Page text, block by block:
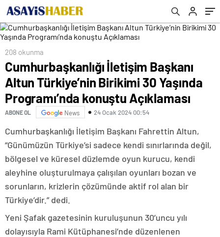
konuştu Açıklaması
208 okunma
Cumhurbaşkanlığı İletişim Başkanı
Altun Türkiye’nin Birikimi 30 Yaşında
Programı’nda konuştu Açıklaması
ABONE OL News 24 Ocak 2024 00:54
Cumhurbaşkanlığı İletişim Başkanı Fahrettin Altun,
“Günümüzün Türkiye’si sadece kendi sınırlarında değil,
bölgesel ve küresel düzlemde oyun kurucu, kendi
aleyhine oluşturulmaya çalışılan oyunları bozan ve
sorunların, krizlerin çözümünde aktif rol alan bir
Türkiye’dir.” dedi.
Yeni Şafak gazetesinin kuruluşunun 30’uncu yılı
dolayısıyla Rami Kütüphanesi’nde düzenlenen